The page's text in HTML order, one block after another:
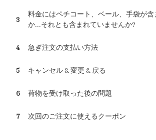
3
料金にはペチコート、ベール、手袋が含
か...それとも含まれていませんか?
4 急ぎ注文の支払い方法
5 キャンセル & 変更 & 戻る
6 荷物を受け取った後の問題
7 次回のご注文に使えるクーポン